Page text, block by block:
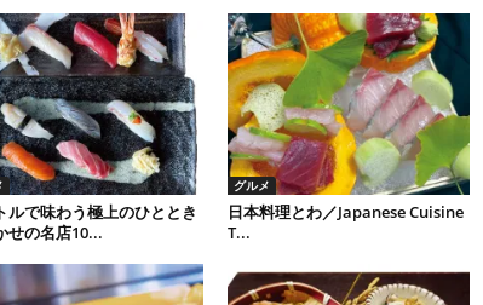
ルで味わう極上のひととき
せの名店10...
グルメ
日本料理とわ／Japanese Cuisine
T...